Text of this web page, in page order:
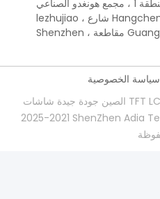
الطابق الرابع ، المبنى 3 ، المنطقة 1 ، مجمع هونغدو الصناعي ،
lezhujiao ، شارع Hangcheng ، منطقة Bao'an ، مدينة
سياسة الخصوصية
الصين جودة جيدة شاشات TFT LCD المورد. حقوق الطبع والنشر ©
2021-2025 ShenZhen Adia Techology CO.,LTD . كل الحقوق